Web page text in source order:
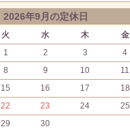
2026年9月の定休日
火 水 木 金
1
2 3 4
8 9 10 11
15 16 17 18
22 23 24 25
29 30